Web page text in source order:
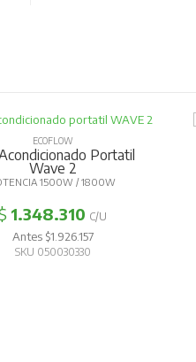
ECOFLOW
Portatil
Wave 2
1500W / 1800W
1.348.310 C/U
Antes $1.926.157
SKU 050030330